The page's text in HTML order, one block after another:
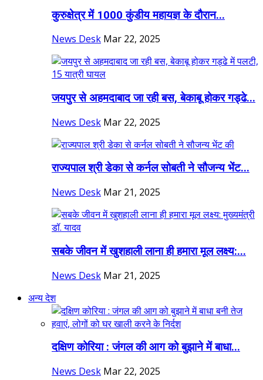
कुरुक्षेत्र में 1000 कुंडीय महायज्ञ के दौरान...
News Desk Mar 22, 2025
जयपुर से अहमदाबाद जा रही बस, बेकाबू होकर गड्ढे...
News Desk Mar 22, 2025
राज्यपाल श्री डेका से कर्नल सोबती ने सौजन्य भेंट...
News Desk Mar 21, 2025
सबके जीवन में खुशहाली लाना ही हमारा मूल लक्ष्य:...
News Desk Mar 21, 2025
अन्य देश
दक्षिण कोरिया : जंगल की आग को बुझाने में बाधा...
News Desk Mar 22, 2025